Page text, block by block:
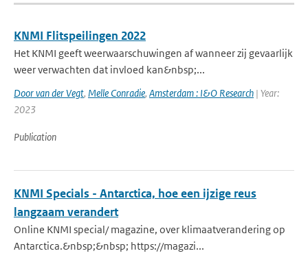
KNMI Flitspeilingen 2022
Het KNMI geeft weerwaarschuwingen af wanneer zij gevaarlijk
weer verwachten dat invloed kan&nbsp;...
Door van der Vegt, Melle Conradie, Amsterdam : I&O Research | Year:
2023
Publication
KNMI Specials - Antarctica, hoe een ijzige reus
langzaam verandert
Online KNMI special/ magazine, over klimaatverandering op
Antarctica.&nbsp;&nbsp; https://magazi...